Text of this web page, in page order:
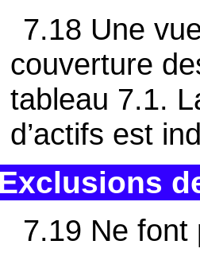
7.18 Une
couverture
tableau 7.1.
d’actifs est
7.19 Ne font